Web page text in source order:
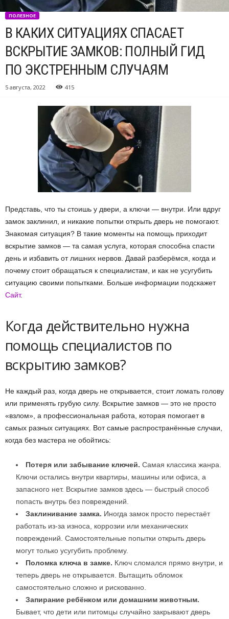
ПОЛЕЗНОЕ
В КАКИХ СИТУАЦИЯХ СПАСАЕТ
ВСКРЫТИЕ ЗАМКОВ: ПОЛНЫЙ ГИД
ПО ЭКСТРЕННЫМ СЛУЧАЯМ
5 августа, 2022 415
Представь, что ты стоишь у двери, а ключи — внутри. Или вдруг
замок заклинил, и никакие попытки открыть дверь не помогают.
Знакомая ситуация? В такие моменты на помощь приходит
вскрытие замков — та самая услуга, которая способна спасти
день и избавить от лишних нервов. Давай разберёмся, когда и
почему стоит обращаться к специалистам, и как не усугубить
ситуацию своими попытками. Больше информации подскажет
Сайт.
Когда действительно нужна
помощь специалистов по
вскрытию замков?
Не каждый раз, когда дверь не открывается, стоит ломать голову
или применять грубую силу. Вскрытие замков — это не просто
«взлом», а профессиональная работа, которая помогает в
самых разных ситуациях. Вот самые распространённые случаи,
когда без мастера не обойтись:
Потеря или забывание ключей. Самая классика жанра.
Ключи остались внутри квартиры, машины или офиса, а
запасного нет. Вскрытие замков здесь — быстрый способ
попасть внутрь без повреждений.
Заклинивание замка. Иногда замок просто перестаёт
работать из-за износа, коррозии или механических
повреждений. Самостоятельные попытки открыть дверь
могут только усугубить проблему.
Поломка ключа в замке. Ключ сломался прямо внутри, и
теперь дверь не открывается. Вытащить обломок
самостоятельно сложно и рискованно.
Запирание ребёнком или домашним животным.
Бывает, что дети или питомцы случайно закрывают дверь